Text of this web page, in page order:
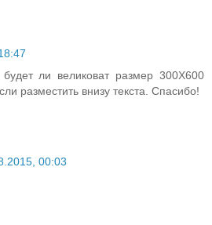
ли великоват размер 300Х600
разместить внизу текста. Спасибо!
00:03